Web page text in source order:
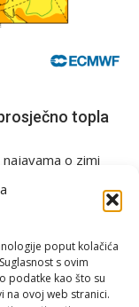
poput kolačića
s ovim
podatke kao što su
na ovoj web stranici.
topla
o zimi